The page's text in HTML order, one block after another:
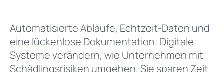
Automatisierte Abläufe, Echtzeit-Daten und
eine lückenlose Dokumentation: Digitale
Systeme verändern, wie Unternehmen mit
Schädlingsrisiken umgehen. Sie sparen Zeit